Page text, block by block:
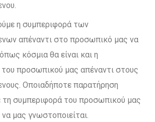
η συμπεριφορά των
απέναντι στο προσωπικό μας να
κόσμια θα είναι και η
προσωπικού μας απέναντι στους
Οποιαδήποτε παρατήρηση
τη συμπεριφορά του προσωπικού μας
μας γνωστοποιείται.